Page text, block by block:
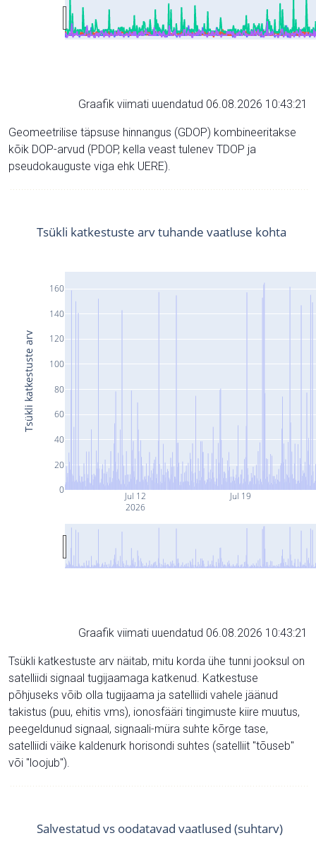
Graafik viimati uuendatud 06.08.2026 10:43:21
Geomeetrilise täpsuse hinnangus (GDOP) kombineeritakse
kõik DOP-arvud (PDOP, kella veast tulenev TDOP ja
pseudokauguste viga ehk UERE).
Jul 12
2026
Jul 19
0
20
40
60
80
100
120
140
160
Tsükli katkestuste arv tuhande vaatluse kohta
Tsükli katkestuste arv
Graafik viimati uuendatud 06.08.2026 10:43:21
Tsükli katkestuste arv näitab, mitu korda ühe tunni jooksul on
satelliidi signaal tugijaamaga katkenud. Katkestuse
põhjuseks võib olla tugijaama ja satelliidi vahele jäänud
takistus (puu, ehitis vms), ionosfääri tingimuste kiire muutus,
peegeldunud signaal, signaali-müra suhte kõrge tase,
satelliidi väike kaldenurk horisondi suhtes (satelliit "tõuseb"
või "loojub").
Salvestatud vs oodatavad vaatlused (suhtarv)